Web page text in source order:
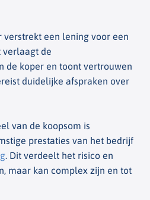
verstrekt een lening voor een
verlaagt de
de koper en toont vertrouwen
duidelijke afspraken over
van de koopsom is
prestaties van het bedrijf
. Dit verdeelt het risico en
maar kan complex zijn en tot